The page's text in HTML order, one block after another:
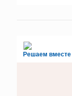
Решаем вместе